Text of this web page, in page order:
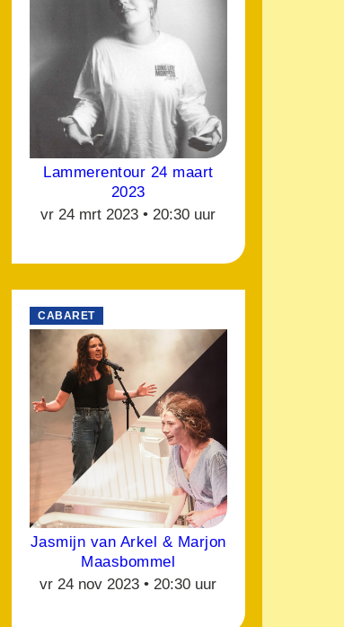
Lammerentour 24 maart
2023
vr 24 mrt 2023 • 20:30 uur
CABARET
Jasmijn van Arkel & Marjon
Maasbommel
vr 24 nov 2023 • 20:30 uur